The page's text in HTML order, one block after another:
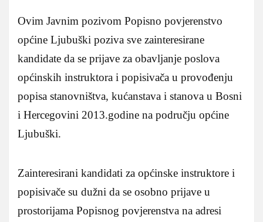
Ovim Javnim pozivom Popisno povjerenstvo
općine Ljubuški poziva sve zainteresirane
kandidate da se prijave za obavljanje poslova
općinskih instruktora i popisivača u provođenju
popisa stanovništva, kućanstava i stanova u Bosni
i Hercegovini 2013.godine na području općine
Ljubuški.
Zainteresirani kandidati za općinske instruktore i
popisivače su dužni da se osobno prijave u
prostorijama Popisnog povjerenstva na adresi